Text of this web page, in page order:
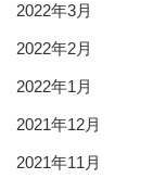
2022年3月
2022年2月
2022年1月
2021年12月
2021年11月